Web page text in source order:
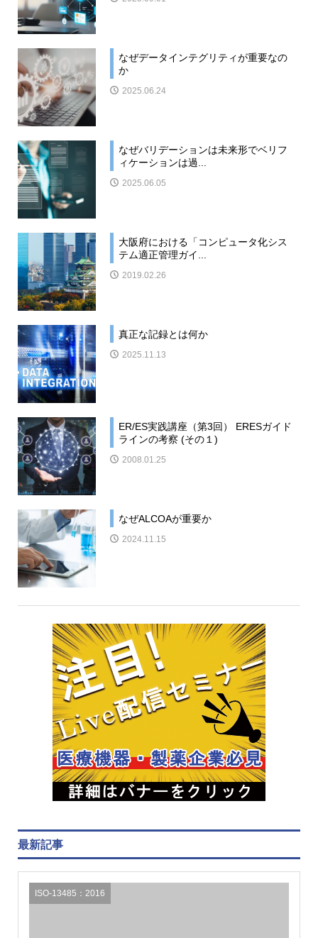
なぜデータインテグリティが重要なの
か
2025.06.24
なぜバリデーションは未来形でベリフ
ィケーションは過...
2025.06.05
大阪府における「コンピュータ化シス
テム適正管理ガイ...
2019.02.26
真正な記録とは何か
2025.11.13
ER/ES実践講座（第3回） ERESガイド
ラインの考察 (その１)
2008.01.25
なぜALCOAが重要か
2024.11.15
最新記事
ISO-13485：2016